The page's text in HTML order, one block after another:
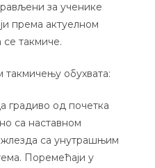
за ученике
према актуелном
се такмиче.
обухвата:
градиво од почетка
са наставном
са унутрашњим
Поремећаји у